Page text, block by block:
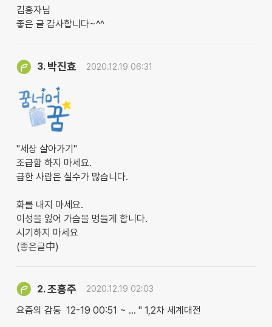
김홍자님
좋은 글 감사합니다~^^
3. 박진효 2020.12.19 06:31
"세상 살아가기"
조급함 하지 마세요.
급한 사람은 실수가 많습니다.
화를 내지 마세요.
이성을 잃어 가슴을 멍들게 합니다.
시기하지 마세요
(좋은글中)
2.조흥주 2020.12.19 02:03
요즘의 감동 12-19 00:51 ~ … " 1,2차 세계대전